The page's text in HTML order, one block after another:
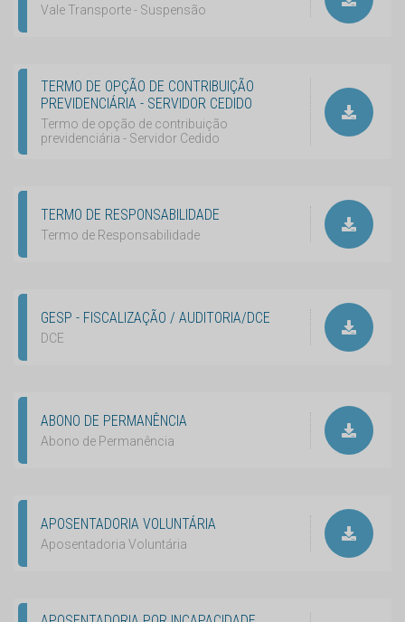
Vale Transporte - Suspensão
TERMO DE OPÇÃO DE CONTRIBUIÇÃO
PREVIDENCIÁRIA - SERVIDOR CEDIDO
Termo de opção de contribuição
previdenciária - Servidor Cedido
TERMO DE RESPONSABILIDADE
Termo de Responsabilidade
GESP - FISCALIZAÇÃO / AUDITORIA/DCE
DCE
ABONO DE PERMANÊNCIA
Abono de Permanência
APOSENTADORIA VOLUNTÁRIA
Aposentadoria Voluntária